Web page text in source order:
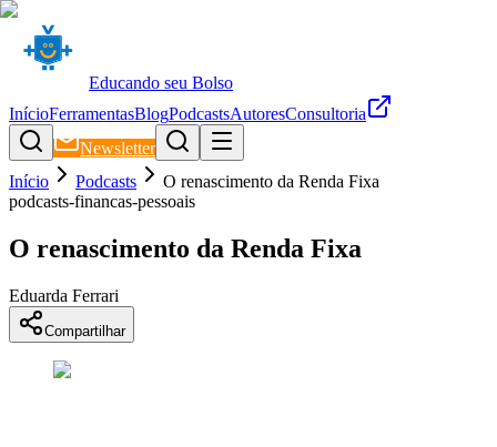
Educando seu Bolso
InícioFerramentasBlogPodcastsAutoresConsultoria
Newsletter
Início
Podcasts
O renascimento da Renda Fixa
podcasts-financas-pessoais
O renascimento da Renda Fixa
Eduarda Ferrari
Compartilhar